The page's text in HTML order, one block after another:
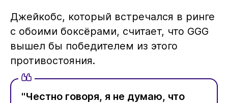
Джейкобс, который встречался в ринге
с обоими боксёрами, считает, что GGG
вышел бы победителем из этого
противостояния.
"Честно говоря, я не думаю, что